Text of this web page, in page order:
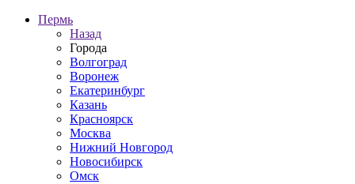
Пермь
Назад
Города
Волгоград
Воронеж
Екатеринбург
Казань
Красноярск
Москва
Нижний Новгород
Новосибирск
Омск